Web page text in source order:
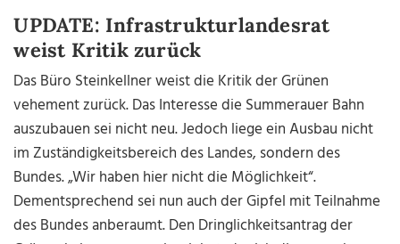
UPDATE: Infrastrukturlandesrat
weist Kritik zurück
Das Büro Steinkellner weist die Kritik der Grünen
vehement zurück. Das Interesse die Summerauer Bahn
auszubauen sei nicht neu. Jedoch liege ein Ausbau nicht
im Zuständigkeitsbereich des Landes, sondern des
Bundes. „Wir haben hier nicht die Möglichkeit“.
Dementsprechend sei nun auch der Gipfel mit Teilnahme
des Bundes anberaumt. Den Dringlichkeitsantrag der